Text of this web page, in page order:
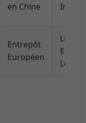
en Chine
Entrepôt
Européen
Locale